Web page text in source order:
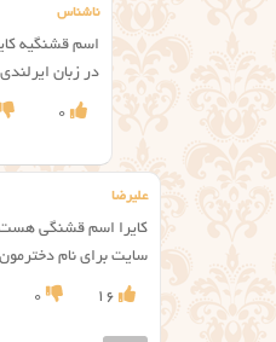
ناشناس
اسم قشنگیه
در زبان
0
علیرضا
کایرا اسم قشنگی
سایت برای نام دخترمون
16
0